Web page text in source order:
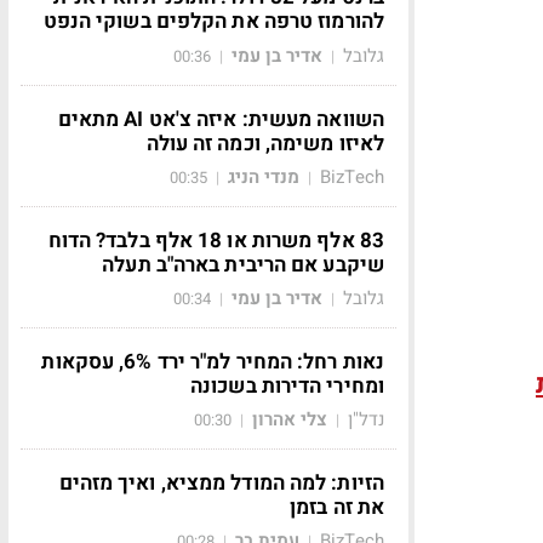
להורמוז טרפה את הקלפים בשוקי הנפט
גלובל | אדיר בן עמי |
00:36
השוואה מעשית: איזה צ'אט AI מתאים
לאיזו משימה, וכמה זה עולה
BizTech
| מנדי הניג |
00:35
83 אלף משרות או 18 אלף בלבד? הדוח
שיקבע אם הריבית בארה"ב תעלה
גלובל | אדיר בן עמי |
00:34
נאות רחל: המחיר למ"ר ירד 6%, עסקאות
ומחירי הדירות בשכונה
נדל"ן | צלי אהרון |
00:30
הזיות: למה המודל ממציא, ואיך מזהים
את זה בזמן